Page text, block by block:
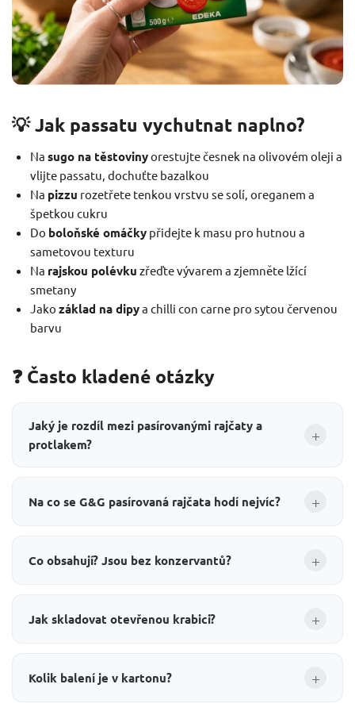
💡 Jak passatu vychutnat naplno?
Na sugo na těstovinyorestujte česnek na olivovém oleji a
vlijte passatu, dochuťte bazalkou
Na pizzu rozetřete tenkou vrstvu se solí, oreganem a
špetkou cukru
Do boloňské omáčkypřidejte k masu pro hutnou a
sametovou texturu
Na rajskou polévku zřeďte vývarem a zjemněte lžící
smetany
Jako základ na dipya chilli con carne pro sytou červenou
barvu
❓ Často kladené otázky
Jaký je rozdíl mezi pasírovanými rajčaty a
protlakem?
+
Na co se G&G pasírovaná rajčata hodí nejvíc? +
Co obsahují? Jsou bez konzervantů? +
Jak skladovat otevřenou krabici? +
Kolik balení je v kartonu? +